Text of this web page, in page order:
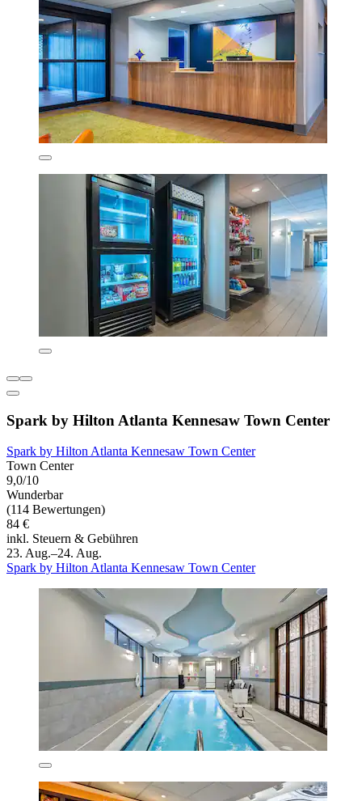
Spark by Hilton Atlanta Kennesaw Town Center
Spark by Hilton Atlanta Kennesaw Town Center
Town Center
9,0/10
Wunderbar
(114 Bewertungen)
84 €
inkl. Steuern & Gebühren
23. Aug.–24. Aug.
Spark by Hilton Atlanta Kennesaw Town Center